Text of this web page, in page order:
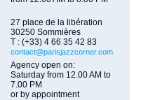
27 place de la libération
30250 Sommières
T : (+33) 4 66 35 42 83
contact@parisjazzcorner.com
Agency open on:
Saturday from 12.00 AM to
7.00 PM
or by appointment